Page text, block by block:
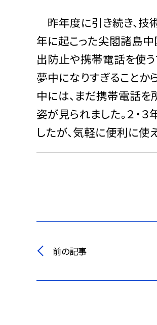
昨年度に引き続き、技
年に起こった尖閣諸島
出防止や携帯電話を使う
夢中になりすぎることか
中には、まだ携帯電話を
姿が見られました。２・
したが、気軽に便利に使
前の記事